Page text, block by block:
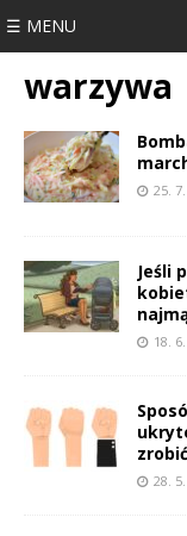
☰ MENU
warzywa
25.
Jeśli
18.
28.